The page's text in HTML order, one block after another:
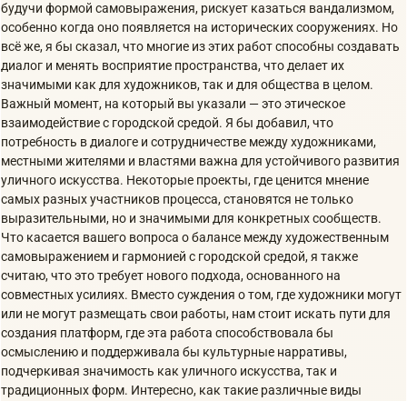
будучи формой самовыражения, рискует казаться вандализмом,
особенно когда оно появляется на исторических сооружениях. Но
всё же, я бы сказал, что многие из этих работ способны создавать
диалог и менять восприятие пространства, что делает их
значимыми как для художников, так и для общества в целом.
Важный момент, на который вы указали — это этическое
взаимодействие с городской средой. Я бы добавил, что
потребность в диалоге и сотрудничестве между художниками,
местными жителями и властями важна для устойчивого развития
уличного искусства. Некоторые проекты, где ценится мнение
самых разных участников процесса, становятся не только
выразительными, но и значимыми для конкретных сообществ.
Что касается вашего вопроса о балансе между художественным
самовыражением и гармонией с городской средой, я также
считаю, что это требует нового подхода, основанного на
совместных усилиях. Вместо суждения о том, где художники могут
или не могут размещать свои работы, нам стоит искать пути для
создания платформ, где эта работа способствовала бы
осмыслению и поддерживала бы культурные нарративы,
подчеркивая значимость как уличного искусства, так и
традиционных форм. Интересно, как такие различные виды